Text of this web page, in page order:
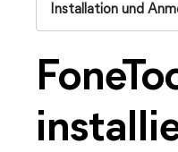
Installation und